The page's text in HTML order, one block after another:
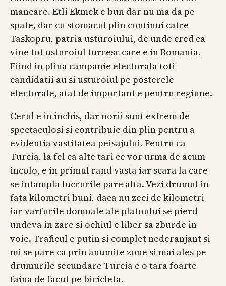
mancare. Etli Ekmek e bun dar nu ma da pe
spate, dar cu stomacul plin continui catre
Taskopru, patria usturoiului, de unde cred ca
vine tot usturoiul turcesc care e in Romania.
Fiind in plina campanie electorala toti
candidatii au si usturoiul pe posterele
electorale, atat de important e pentru regiune.
Cerul e in inchis, dar norii sunt extrem de
spectaculosi si contribuie din plin pentru a
evidentia vastitatea peisajului. Pentru ca
Turcia, la fel ca alte tari ce vor urma de acum
incolo, e in primul rand vasta iar scara la care
se intampla lucrurile pare alta. Vezi drumul in
fata kilometri buni, daca nu zeci de kilometri
iar varfurile domoale ale platoului se pierd
undeva in zare si ochiul e liber sa zburde in
voie. Traficul e putin si complet nederanjant si
mi se pare ca prin anumite zone si mai ales pe
drumurile secundare Turcia e o tara foarte
faina de facut pe bicicleta.